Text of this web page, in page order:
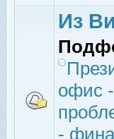
Из
офис
-